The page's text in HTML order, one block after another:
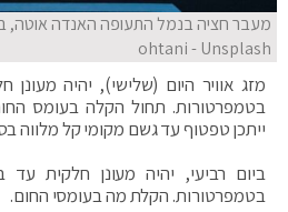
מעבר חציה בנמל התעופה האנדה אוטה,
ohtani - Unsplash
מזג אוויר היום (שלישי), יהיה
בטמפרטורות. תחול הקלה בעומס
ייתכן טפטוף עד גשם מקומי קל מלווה
ביום רביעי, יהיה מעונן חלקית
בטמפרטורות. הקלת מה בעומסי החום.